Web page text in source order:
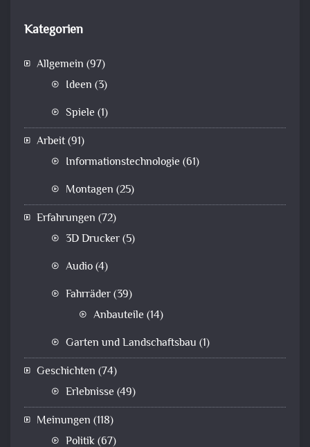
Kategorien
Allgemein (97)
Ideen (3)
Spiele (1)
Arbeit(91)
Informationstechnologie (61)
Montagen (25)
Erfahrungen (72)
3D Drucker(5)
Audio(4)
Fahrräder(39)
Anbauteile (14)
Garten und Landschaftsbau (1)
Geschichten (74)
Erlebnisse (49)
Meinungen (118)
Politik(67)